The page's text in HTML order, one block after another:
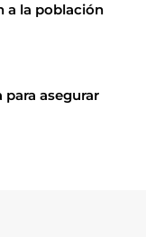
a la población
asegurar